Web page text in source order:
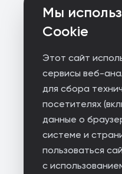
Мы
Cookie
Этот сайт
сервисы веб-
для сбора
посетителях
данные о
системе и
пользоваться
с